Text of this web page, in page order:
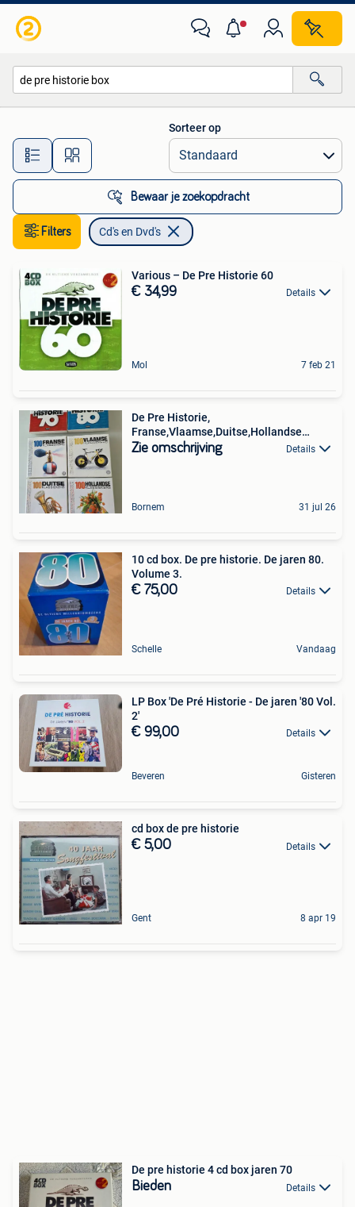
Alle afstanden…
Sorteer op
Bewaar je zoekopdracht
Filters Cd's en Dvd's
Various ‎– De Pre Historie 60
€ 34,99 Details
Mol 7 feb 21
De Pre Historie,
Franse,Vlaamse,Duitse,Hollandse
Klassiekers
Zie omschrijving Details
Bornem 31 jul 26
10 cd box. De pre historie. De jaren 80.
Volume 3.
€ 75,00 Details
Schelle Vandaag
LP Box 'De Pré Historie - De jaren '80 Vol.
2'
€ 99,00 Details
Beveren Gisteren
cd box de pre historie
€ 5,00 Details
Gent 8 apr 19
De pre historie 4 cd box jaren 70
Bieden Details